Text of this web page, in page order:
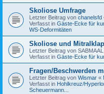
Skoliose Umfrage
Letzter Beitrag von chanelsfd
Verfasst in Gäste-Ecke für
WS-Deformitäten
Skoliose und
Letzter Beitrag von SABMAAL
Verfasst in Gäste-Ecke für
Fragen/Beschwerden
Letzter Beitrag von Wismar «
Verfasst in Hohlkreuz/
Scheuermann...